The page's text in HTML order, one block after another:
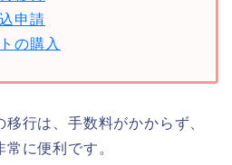
申請
の購入
行は、手数料がかからず、
に便利です。